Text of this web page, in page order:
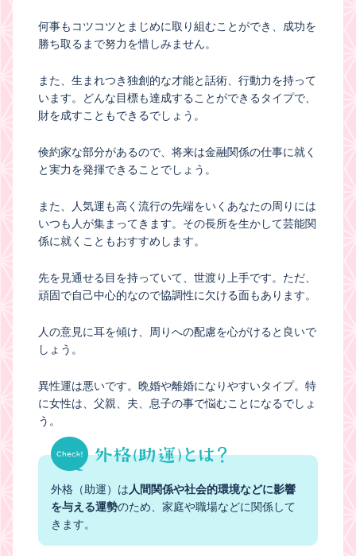
何事もコツコツとまじめに取り組むことができ、成功を
勝ち取るまで努力を惜しみません。
また、生まれつき独創的な才能と話術、行動力を持って
います。どんな目標も達成することができるタイプで、
財を成すこともできるでしょう。
倹約家な部分があるので、将来は金融関係の仕事に就く
と実力を発揮できることでしょう。
また、人気運も高く流行の先端をいくあなたの周りには
いつも人が集まってきます。その長所を生かして芸能関
係に就くこともおすすめします。
先を見通せる目を持っていて、世渡り上手です。ただ、
頑固で自己中心的なので協調性に欠ける面もあります。
人の意見に耳を傾け、周りへの配慮を心がけると良いで
しょう。
異性運は悪いです。晩婚や離婚になりやすいタイプ。特
に女性は、父親、夫、息子の事で悩むことになるでしょ
う。
外格（助運）は 人間関係や社会的環境などに影響
を与える運勢のため、家庭や職場などに関係して
きます。